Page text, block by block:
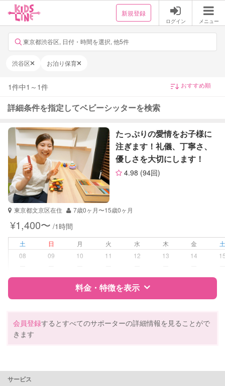
新規登録
ログイン メニュー
東京都渋谷区, 日付・時間を選択, 他5件
渋谷区 お泊り保育
1件中1 ～ 1件
詳細条件を指定してベビーシッターを検索
たっぷりの愛情をお子様に
注ぎます！礼儀、丁寧さ、
優しさを大切にします！
4.98 (94回)
東京都文京区在住 7歳0ヶ月〜15歳0ヶ月
¥1,400〜 /1時間
土 日 月 火 水 木 金
08
09 10 11 12 13 14
料金・特徴を表示
資格 なし
会員登録するとすべてのサポーターの詳細情報を見ることがで
きます
サービス